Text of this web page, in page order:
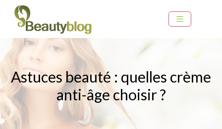
Astuces beauté : quelles crème
anti-âge choisir ?